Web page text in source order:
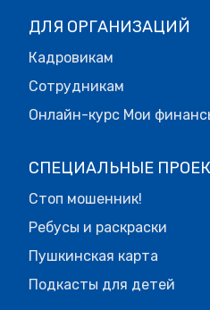
ДЛЯ ОРГАНИЗАЦИЙ
Кадровикам
Сотрудникам
Онлайн-курс Мои
СПЕЦИАЛЬНЫЕ
Стоп мошенник!
Ребусы и раскраски
Пушкинская карта
Подкасты для детей